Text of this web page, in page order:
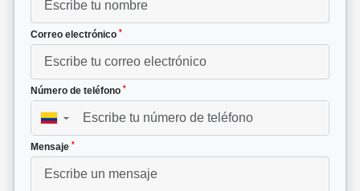
Correo electrónico *
Número de teléfono *
▼
Mensaje *